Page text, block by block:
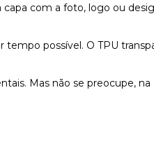
com a foto, logo ou
possível. O TPU
Mas não se preocupe,